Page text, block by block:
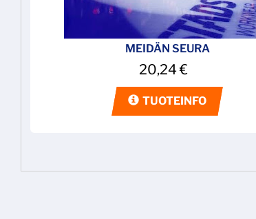
MEIDÄN SEURA
20,24€
TUOTEINFO